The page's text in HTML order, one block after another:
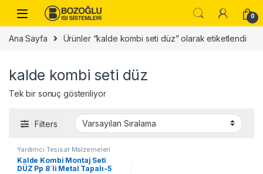
Skip to navigation
Skip to content
0
Ana Sayfa Ürünler “kalde kombi seti düz” olarak etiketlendi
kalde kombi seti düz
Tek bir sonuç gösteriliyor
Filters
Yardımcı Tesisat Malzemeleri
Kalde Kombi Montaj Seti
DÜZ Pp 8`li Metal Tapalı-5